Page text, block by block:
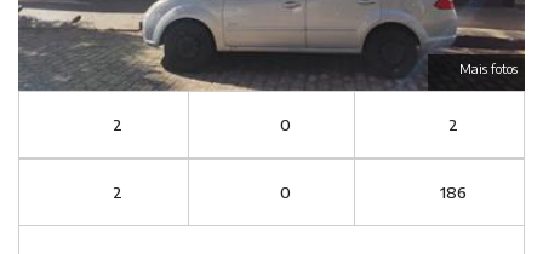
Mais fotos
2 0 2
2 0 186